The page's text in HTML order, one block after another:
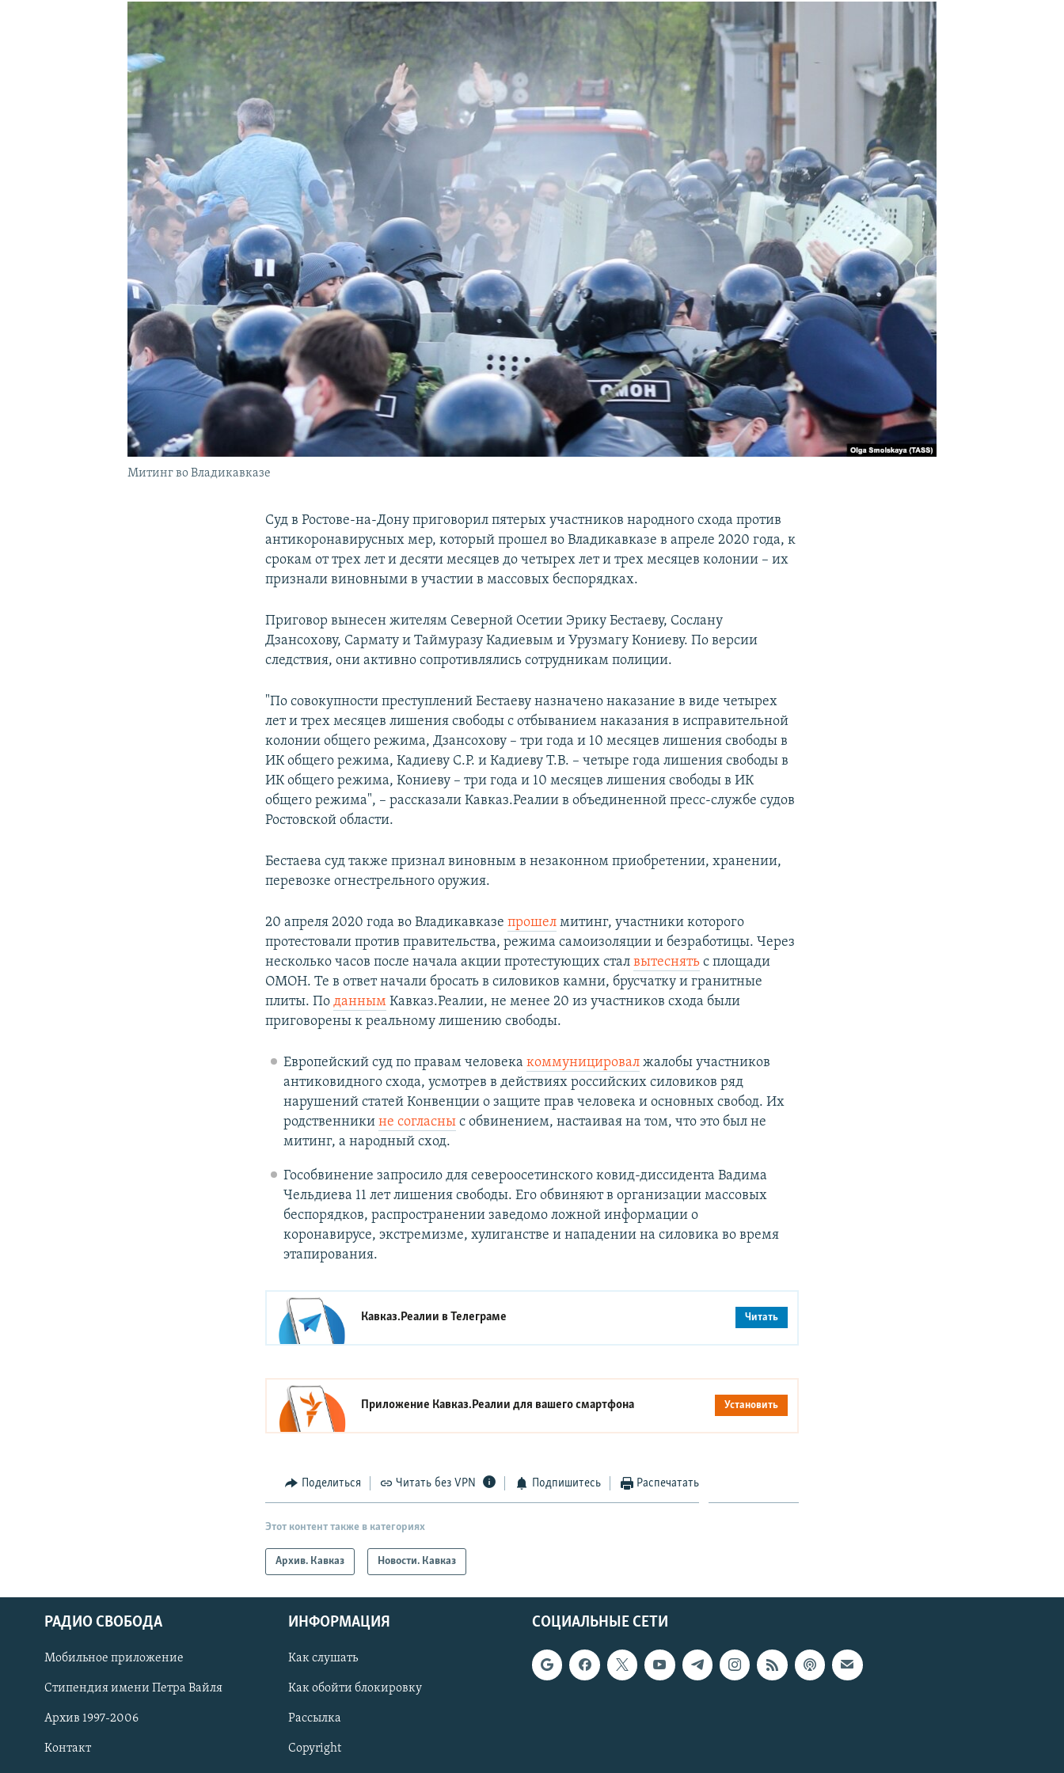
ПОДПИШИТЕСЬ НА РАССЫЛКУ
СОЦИАЛЬНЫЕ СЕТИ
Митинг во Владикавказе
Суд в Ростове-на-Дону приговорил пятерых участников народного схода против
антикоронавирусных мер, который прошел во Владикавказе в апреле 2020 года, к
срокам от трех лет и десяти месяцев до четырех лет и трех месяцев колонии – их
признали виновными в участии в массовых беспорядках.
Приговор вынесен жителям Северной Осетии Эрику Бестаеву, Сослану
Дзансохову, Сармату и Таймуразу Кадиевым и Урузмагу Кониеву. По версии
следствия, они активно сопротивлялись сотрудникам полиции.
"По совокупности преступлений Бестаеву назначено наказание в виде четырех
лет и трех месяцев лишения свободы с отбыванием наказания в исправительной
колонии общего режима, Дзансохову – три года и 10 месяцев лишения свободы в
ИК общего режима, Кадиеву С.Р. и Кадиеву Т.В. – четыре года лишения свободы в
ИК общего режима, Кониеву – три года и 10 месяцев лишения свободы в ИК
общего режима", – рассказали Кавказ.Реалии в объединенной пресс-службе судов
Ростовской области.
Бестаева суд также признал виновным в незаконном приобретении, хранении,
перевозке огнестрельного оружия.
20 апреля 2020 года во Владикавказепрошел митинг, участники которого
протестовали против правительства, режима самоизоляции и безработицы. Через
несколько часов после начала акции протестующих сталвытеснять с площади
ОМОН. Те в ответ начали бросать в силовиков камни, брусчатку и гранитные
плиты. Поданным Кавказ.Реалии, не менее 20 из участников схода были
приговорены к реальному лишению свободы.
Европейский суд по правам человека коммуницировалжалобы участников
антиковидного схода, усмотрев в действиях российских силовиков ряд
нарушений статей Конвенции о защите прав человека и основных свобод. Их
родственники не согласныс обвинением, настаивая на том, что это был не
митинг, а народный сход.
Гособвинение запросило для североосетинского ковид-диссидента Вадима
Чельдиева 11 лет лишения свободы. Его обвиняют в организации массовых
беспорядков, распространении заведомо ложной информации о
коронавирусе, экстремизме, хулиганстве и нападении на силовика во время
этапирования.
Кавказ.Реалии вТелеграме Читать
Приложение Кавказ.Реалии для вашего смартфона Установить
Поделиться Читать без VPN Подпишитесь Распечатать
Этот контент также в категориях
Архив. Кавказ Новости. Кавказ
СОЦИАЛЬНЫЕ СЕТИ
РАДИО СВОБОДА
Мобильное приложение
Стипендия имени Петра Вайля
Архив 1997-2006
Контакт
ИНФОРМАЦИЯ
Как слушать
Как обойти блокировку
Рассылка
Copyright